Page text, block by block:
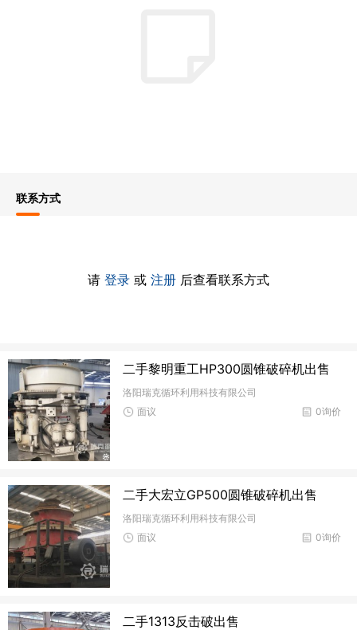
联系方式
请 登录 或 注册 后查看联系方式
二手黎明重工HP300圆锥破碎机出售
洛阳瑞克循环利用科技有限公司
0询价
面议
二手大宏立GP500圆锥破碎机出售
洛阳瑞克循环利用科技有限公司
0询价
面议
二手1313反击破出售